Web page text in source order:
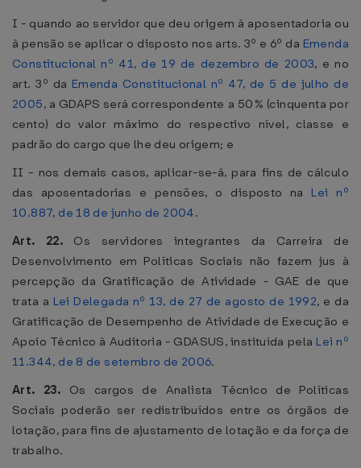
I - quando ao servidor que deu origem à aposentadoria ou
à pensão se aplicar o disposto nos arts. 3º e 6º da Emenda
Constitucional nº 41, de 19 de dezembro de 2003, e no
art. 3º da Emenda Constitucional nº 47, de 5 de julho de
2005, a GDAPS será correspondente a 50% (cinquenta por
cento) do valor máximo do respectivo nível, classe e
padrão do cargo que lhe deu origem; e
II - nos demais casos, aplicar-se-á, para fins de cálculo
das aposentadorias e pensões, o disposto na Lei nº
10.887, de 18 de junho de 2004.
Art. 22. Os servidores integrantes da Carreira de
Desenvolvimento em Políticas Sociais não fazem jus à
percepção da Gratificação de Atividade - GAE de que
trata a Lei Delegada nº 13, de 27 de agosto de 1992, e da
Gratificação de Desempenho de Atividade de Execução e
Apoio Técnico à Auditoria - GDASUS, instituída pela Lei nº
11.344, de 8 de setembro de 2006.
Art. 23. Os cargos de Analista Técnico de Políticas
Sociais poderão ser redistribuídos entre os órgãos de
lotação, para fins de ajustamento de lotação e da força de
trabalho.